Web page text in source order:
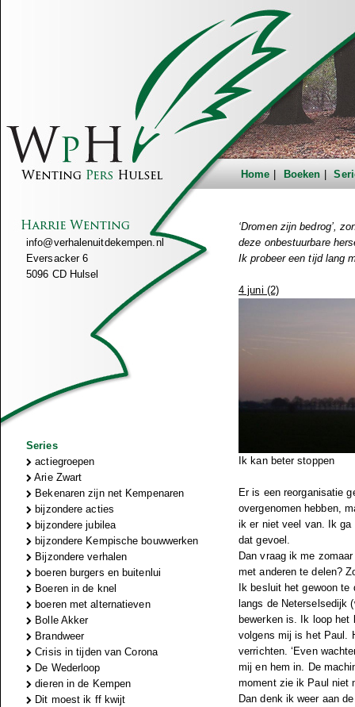
Home Boeken
info@verhalenuitdekempen.nl
Eversacker 6
5096 CD Hulsel
Series
actiegroepen
Arie Zwart
Bekenaren zijn net Kempenaren
bijzondere acties
bijzondere jubilea
bijzondere Kempische bouwwerken
Bijzondere verhalen
boeren burgers en buitenlui
Boeren in de knel
boeren met alternatieven
Bolle Akker
Brandweer
Crisis in tijden van Corona
De Wederloop
dieren in de Kempen
Dit moest ik ff kwijt
‘Dromen zijn bedrog’,
deze onbestuurbare
Ik probeer een tijd lang
4 juni (2)
Ik kan beter stoppen
Er is een reorganisatie
overgenomen hebben,
ik er niet veel van. Ik ga
dat gevoel.
Dan vraag ik me
met anderen te delen?
Ik besluit het gewoon
langs de Neterselsedijk
bewerken is. Ik loop
volgens mij is het Paul.
verrichten. ‘Even
mij en hem in. De
moment zie ik Paul niet
Dan denk ik weer aan